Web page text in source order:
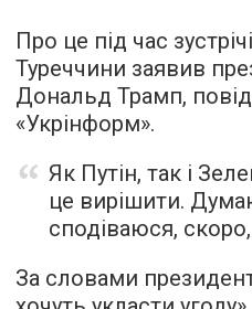
Про це під час
Туреччини заявив
Дональд Трамп,
«Укрінформ».
Як Путін, так і
це вирішити.
сподіваюся,
За словами